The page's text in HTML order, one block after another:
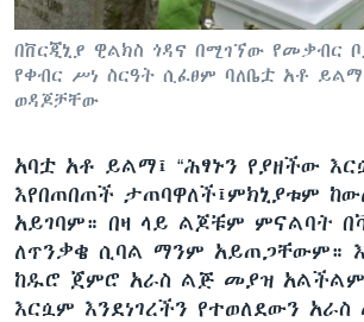
በቨርጂኒያ ዊልክስ ጎዳና በሚገኘው የመቃብር
የቀብር ሥነ ስርዓት ሲፈፀም ባለቤቷ አቶ
ወዳጆቻቸው
አባቷ አቶ ይልማ፤ “ሕፃኑን የያዘችው
እየበጠበጠች ታጠባዋለች፤ምክኒያቱም
አይገባም። በዛ ላይ ልጆቹም ምናልባት
ለጥንቃቄ ሲባል ማንም አይጠጋቸውም።
ከዱሮ ጀምሮ አራስ ልጅ መያዝ
እርሷም እንደነገረችን የተወለደውን